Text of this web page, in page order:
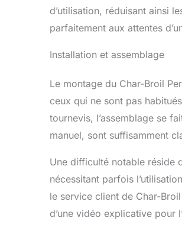
d’utilisation, réduisant ainsi
parfaitement aux attentes
Installation et assemblage
Le montage du Char-Broil
ceux qui ne sont pas
tournevis, l’assemblage se
manuel, sont suffisamment
Une difficulté notable réside
nécessitant parfois
le service client de Char-
d’une vidéo explicative pour